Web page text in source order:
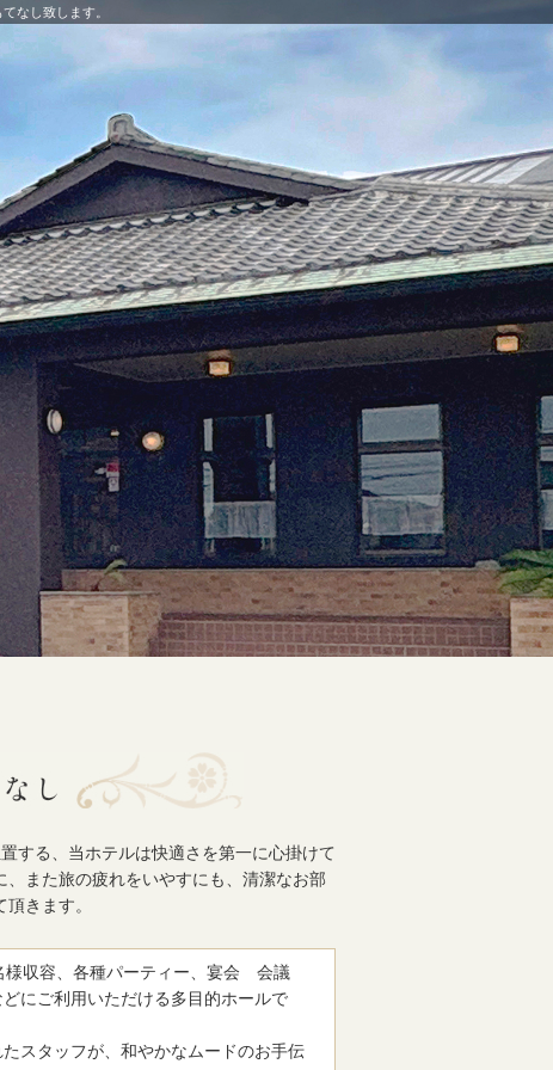
なし致します。
する、当ホテルは快適さを第一に心掛けて
、また旅の疲れをいやすにも、清潔なお部
きます。
様収容、各種パーティー、宴会 会議
どにご利用いただける多目的ホールで
スタッフが、和やかなムードのお手伝